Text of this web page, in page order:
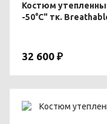
Костюм
-50°С" тк.
32 600 ₽